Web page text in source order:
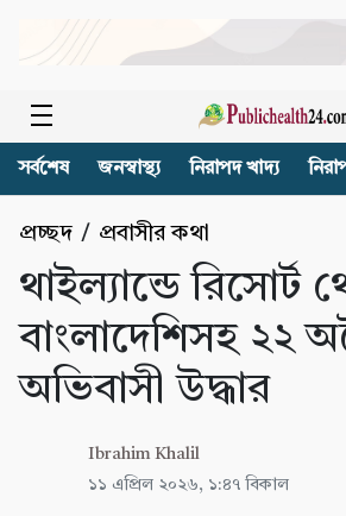
সর্বশেষ জনস্বাস্থ্য নিরাপদ খাদ্য
প্রচ্ছদ / প্রবাসীর কথা
থাইল্যান্ডে রিসোর্ট
বাংলাদেশিসহ ২২
অভিবাসী উদ্ধার
Ibrahim Khalil
১১ এপ্রিল ২০২৬, ১:৪৭ বিকাল